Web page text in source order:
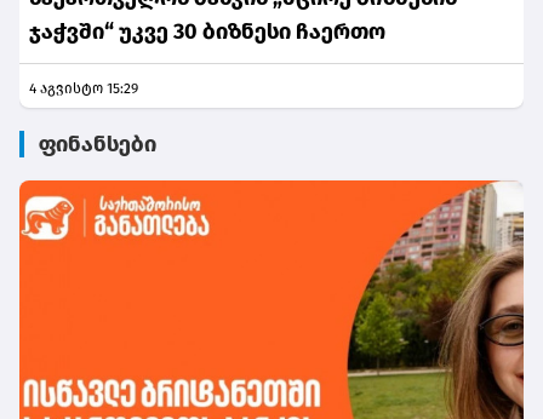
ჯაჭვში“ უკვე 30 ბიზნესი ჩაერთო
4 აგვისტო 15:29
ფინანსები